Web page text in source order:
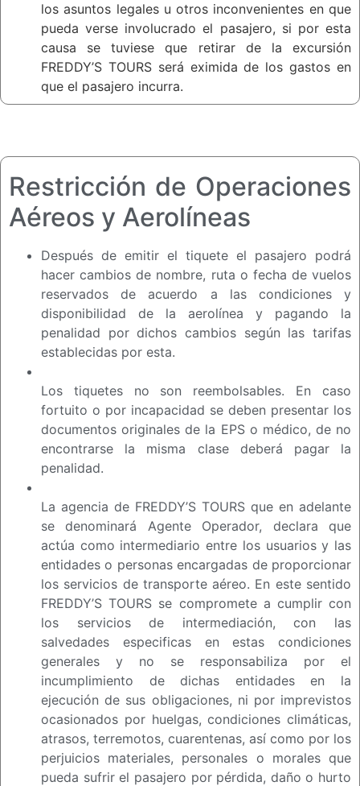
los asuntos legales u otros inconvenientes en que
pueda verse involucrado el pasajero, si por esta
causa se tuviese que retirar de la excursión
FREDDY’S TOURS será eximida de los gastos en
que el pasajero incurra.
Restricción de Operaciones
Aéreos y Aerolíneas
Después de emitir el tiquete el pasajero podrá
hacer cambios de nombre, ruta o fecha de vuelos
reservados de acuerdo a las condiciones y
disponibilidad de la aerolínea y pagando la
penalidad por dichos cambios según las tarifas
establecidas por esta.
Los tiquetes no son reembolsables. En caso
fortuito o por incapacidad se deben presentar los
documentos originales de la EPS o médico, de no
encontrarse la misma clase deberá pagar la
penalidad.
La agencia de FREDDY’S TOURS que en adelante
se denominará Agente Operador, declara que
actúa como intermediario entre los usuarios y las
entidades o personas encargadas de proporcionar
los servicios de transporte aéreo. En este sentido
FREDDY’S TOURS se compromete a cumplir con
los servicios de intermediación, con las
salvedades especificas en estas condiciones
generales y no se responsabiliza por el
incumplimiento de dichas entidades en la
ejecución de sus obligaciones, ni por imprevistos
ocasionados por huelgas, condiciones climáticas,
atrasos, terremotos, cuarentenas, así como por los
perjuicios materiales, personales o morales que
pueda sufrir el pasajero por pérdida, daño o hurto